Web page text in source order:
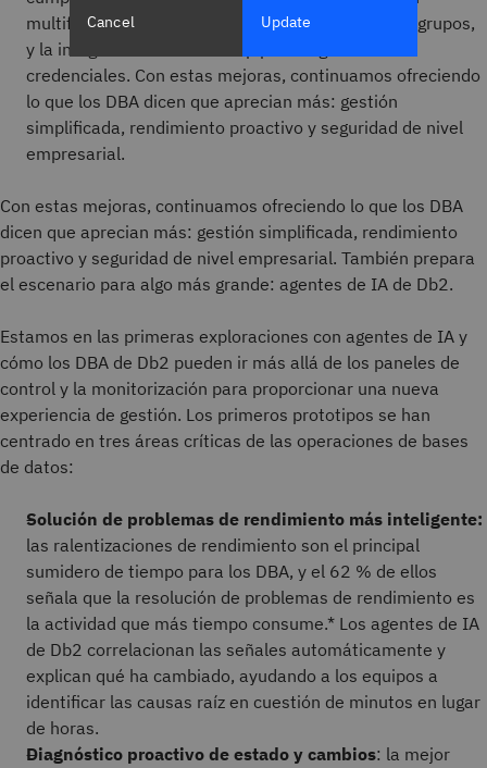
multifactor (MFA) para la autenticación de roles y grupos,
y la integración de HashiCorp para la gestión de
credenciales. Con estas mejoras, continuamos ofreciendo
lo que los DBA dicen que aprecian más: gestión
simplificada, rendimiento proactivo y seguridad de nivel
empresarial.
Con estas mejoras, continuamos ofreciendo lo que los DBA
dicen que aprecian más: gestión simplificada, rendimiento
proactivo y seguridad de nivel empresarial. También prepara
el escenario para algo más grande: agentes de IA de Db2.
Estamos en las primeras exploraciones con agentes de IA y
cómo los DBA de Db2 pueden ir más allá de los paneles de
control y la monitorización para proporcionar una nueva
experiencia de gestión. Los primeros prototipos se han
centrado en tres áreas críticas de las operaciones de bases
de datos:
Solución de problemas de rendimiento más inteligente:
las ralentizaciones de rendimiento son el principal
sumidero de tiempo para los DBA, y el 62 % de ellos
señala que la resolución de problemas de rendimiento es
la actividad que más tiempo consume.* Los agentes de IA
de Db2 correlacionan las señales automáticamente y
explican qué ha cambiado, ayudando a los equipos a
identificar las causas raíz en cuestión de minutos en lugar
de horas.
Diagnóstico proactivo de estado y cambios: la mejor
Cancel Update